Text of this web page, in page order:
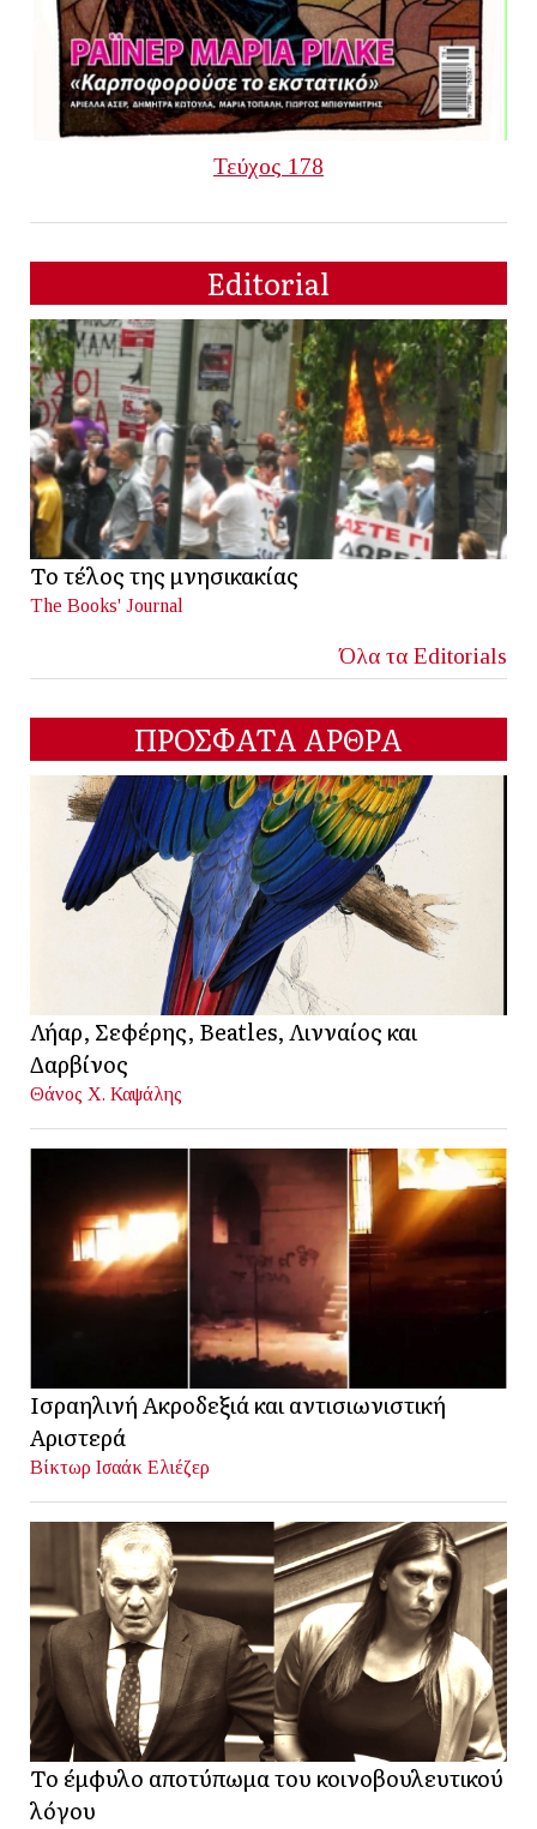
Τεύχος 178
Editorial
Το τέλος της μνησικακίας
The Books' Journal
Όλα τα Editorials
ΠΡΟΣΦΑΤΑ ΑΡΘΡΑ
Λήαρ, Σεφέρης, Beatles, Λινναίος και
Δαρβίνος
Θάνος Χ. Καψάλης
Ισραηλινή Ακροδεξιά και αντισιωνιστική
Αριστερά
Βίκτωρ Ισαάκ Ελιέζερ
Το έμφυλο αποτύπωμα του κοινοβουλευτικού
λόγου